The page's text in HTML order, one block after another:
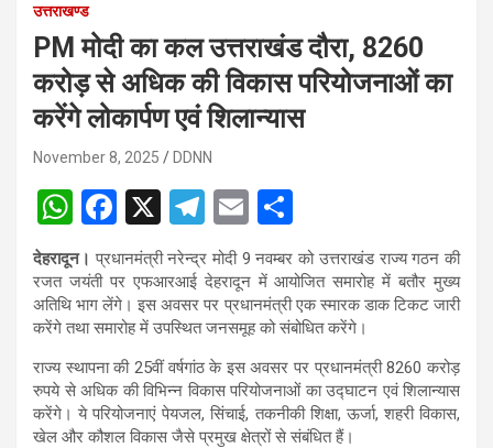
उत्तराखण्ड
PM मोदी का कल उत्तराखंड दौरा, 8260
करोड़ से अधिक की विकास परियोजनाओं का
करेंगे लोकार्पण एवं शिलान्यास
November 8, 2025 DDNN
W
h
at
s
A
p
p
F
a
ce
b
o
o
k
X
T
el
e
gr
a
m
E
m
ail
h
ar
e
देहरादून। प्रधानमंत्री नरेन्द्र मोदी 9 नवम्बर को उत्तराखंड राज्य गठन की
रजत जयंती पर एफआरआई देहरादून में आयोजित समारोह में बतौर मुख्य
अतिथि भाग लेंगे। इस अवसर पर प्रधानमंत्री एक स्मारक डाक टिकट जारी
करेंगे तथा समारोह में उपस्थित जनसमूह को संबोधित करेंगे।
राज्य स्थापना की 25वीं वर्षगांठ के इस अवसर पर प्रधानमंत्री 8260 करोड़
रुपये से अधिक की विभिन्न विकास परियोजनाओं का उद्घाटन एवं शिलान्यास
करेंगे। ये परियोजनाएं पेयजल, सिंचाई, तकनीकी शिक्षा, ऊर्जा, शहरी विकास,
खेल और कौशल विकास जैसे प्रमुख क्षेत्रों से संबंधित हैं।